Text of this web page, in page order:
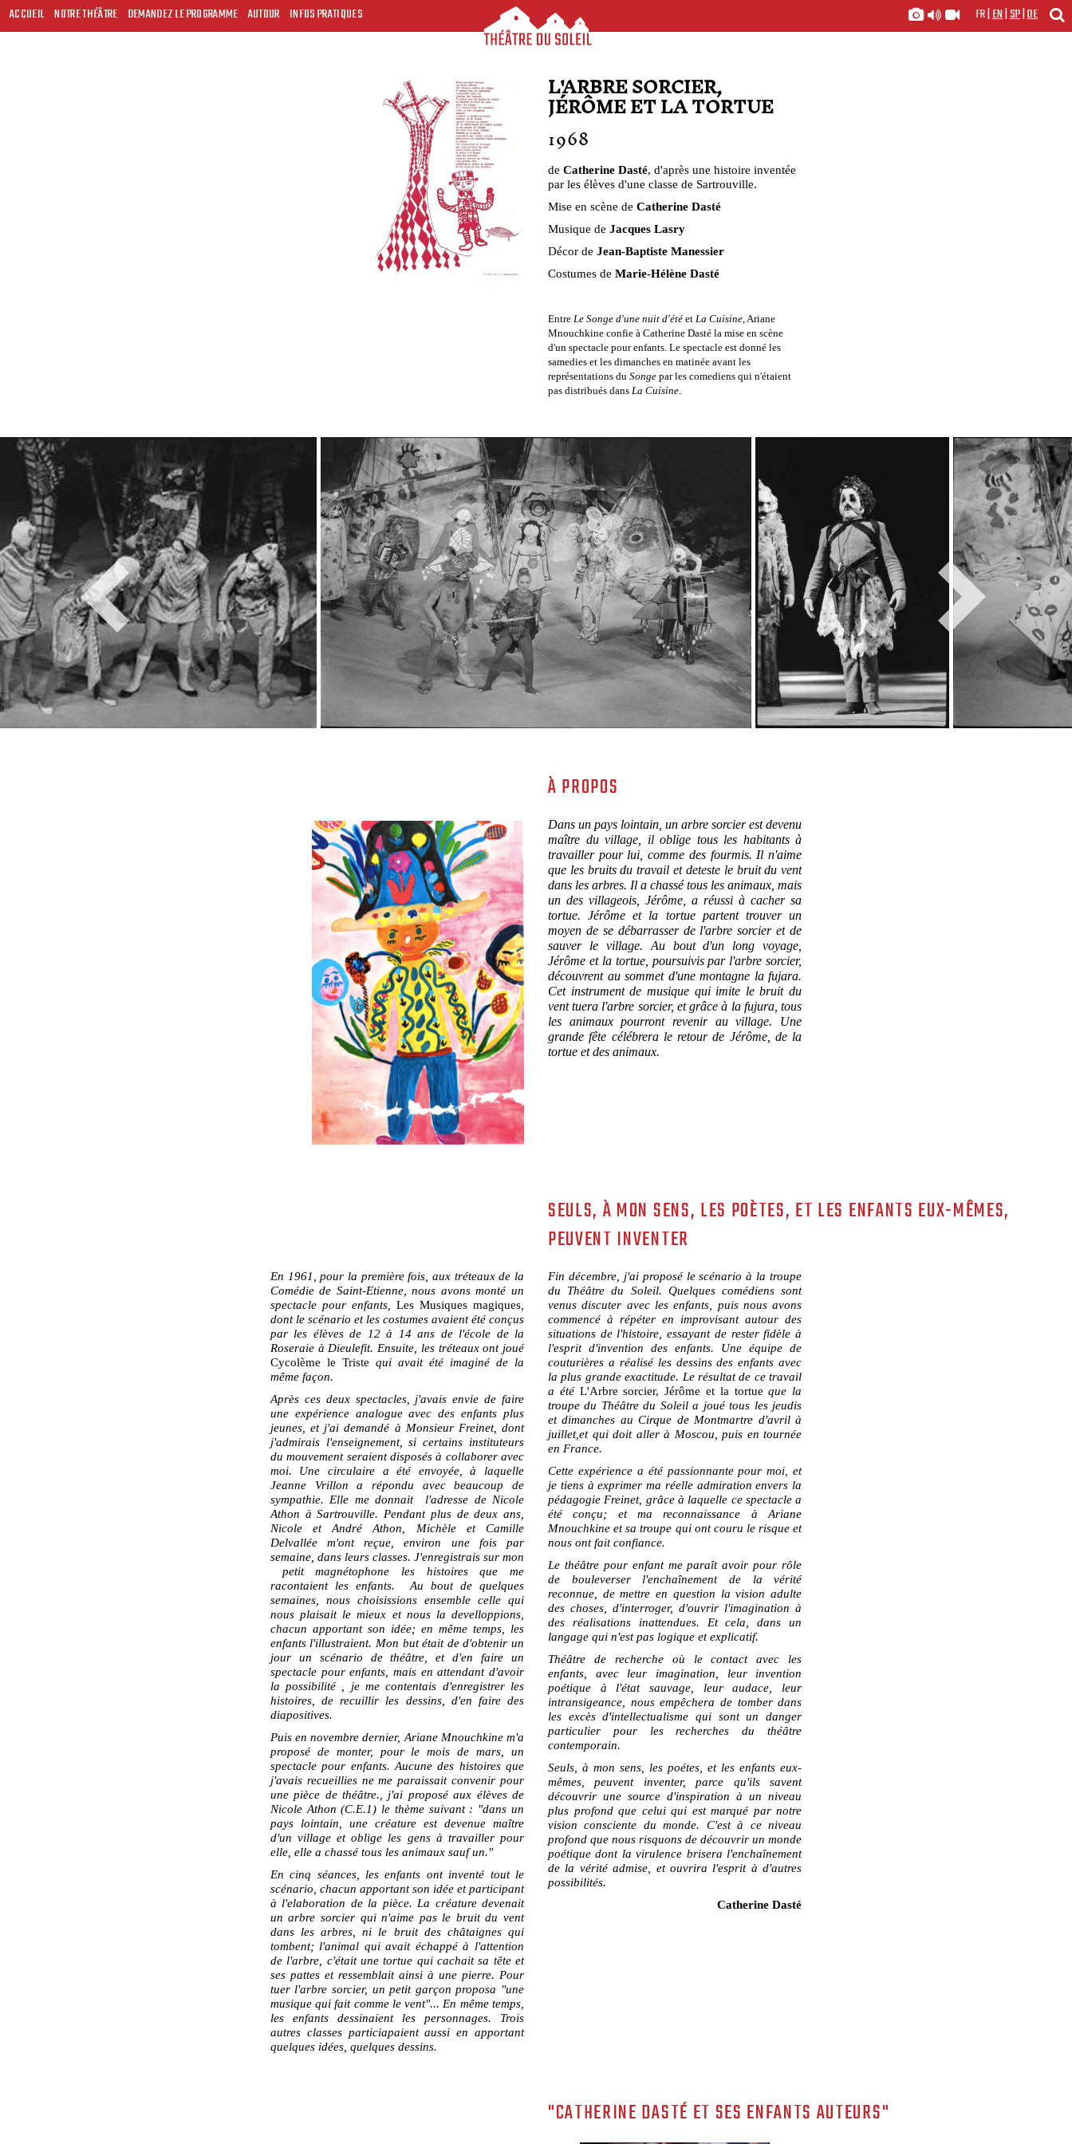
ACCUEIL NOTRE THÉÂTRE DEMANDEZ LE PROGRAMME AUTOUR INFOS PRATIQUES FR|EN|SP|DE
L'ARBRE SORCIER,
JÉRÔME ET LA TORTUE
1968
de Catherine Dasté, d'après une histoire inventée
par les élèves d'une classe de Sartrouville.
Mise en scène de Catherine Dasté
Musique de Jacques Lasry
Décor de Jean-Baptiste Manessier
Costumes de Marie-Hélène Dasté
Entre Le Songe d'une nuit d'été et La Cuisine, Ariane
Mnouchkine confie à Catherine Dasté la mise en scène
d'un spectacle pour enfants. Le spectacle est donné les
samedies et les dimanches en matinée avant les
représentations du Songe par les comediens qui n'étaient
pas distribués dans La Cuisine.
À PROPOS
Dans un pays lointain, un arbre sorcier est devenu
maître du village, il oblige tous les habitants à
travailler pour lui, comme des fourmis. Il n'aime
que les bruits du travail et deteste le bruit du vent
dans les arbres. Il a chassé tous les animaux, mais
un des villageois, Jérôme, a réussi à cacher sa
tortue. Jérôme et la tortue partent trouver un
moyen de se débarrasser de l'arbre sorcier et de
sauver le village. Au bout d'un long voyage,
Jérôme et la tortue, poursuivis par l'arbre sorcier,
découvrent au sommet d'une montagne la fujara.
Cet instrument de musique qui imite le bruit du
vent tuera l'arbre sorcier, et grâce à la fujura, tous
les animaux pourront revenir au village. Une
grande fête célébrera le retour de Jérôme, de la
tortue et des animaux.
SEULS, À MON SENS, LES POÈTES, ET LES ENFANTS EUX-MÊMES,
PEUVENT INVENTER
En 1961, pour la première fois, aux tréteaux de la
Comédie de Saint-Etienne, nous avons monté un
spectacle pour enfants, Les Musiques magiques
dont le scénario et les costumes avaient été conçus
par les élèves de 12 à 14 ans de l'école de la
Roseraie à Dieulefit. Ensuite, les tréteaux ont joué
Cycolème le Triste qui avait été imaginé de la
même façon.
Après ces deux spectacles, j'avais envie de faire
une expérience analogue avec des enfants plus
jeunes, et j'ai demandé à Monsieur Freinet, dont
j'admirais l'enseignement, si certains instituteurs
du mouvement seraient disposés à collaborer avec
moi. Une circulaire a été envoyée, à laquelle
Jeanne Vrillon a répondu avec beaucoup de
sympathie. Elle me donnait l'adresse de Nicole
Athon à Sartrouville. Pendant plus de deux ans,
Nicole et André Athon, Michèle et Camille
Delvallée m'ont reçue, environ une fois par
semaine, dans leurs classes. J'enregistrais sur mon
petit magnétophone les histoires que me
racontaient les enfants. Au bout de quelques
semaines, nous choisissions ensemble celle qui
nous plaisait le mieux et nous la develloppions,
chacun apportant son idée; en même temps, les
enfants l'illustraient. Mon but était de d'obtenir un
jour un scénario de théâtre, et d'en faire un
spectacle pour enfants, mais en attendant d'avoir
la possibilité , je me contentais d'enregistrer les
histoires, de recuillir les dessins, d'en faire des
diapositives.
Puis en novembre dernier, Ariane Mnouchkine m'a
proposé de monter, pour le mois de mars, un
spectacle pour enfants. Aucune des histoires que
j'avais recueillies ne me paraissait convenir pour
une pièce de théâtre., j'ai proposé aux élèves de
Nicole Athon (C.E.1) le thème suivant : "dans un
pays lointain, une créature est devenue maître
d'un village et oblige les gens à travailler pour
elle, elle a chassé tous les animaux sauf un."
En cinq séances, les enfants ont inventé tout le
scénario, chacun apportant son idée et participant
à l'elaboration de la pièce. La créature devenait
un arbre sorcier qui n'aime pas le bruit du vent
dans les arbres, ni le bruit des châtaignes qui
tombent; l'animal qui avait échappé à l'attention
de l'arbre, c'était une tortue qui cachait sa tête et
ses pattes et ressemblait ainsi à une pierre. Pour
tuer l'arbre sorcier, un petit garçon proposa "une
musique qui fait comme le vent"... En même temps,
les enfants dessinaient les personnages. Trois
autres classes particiapaient aussi en apportant
quelques idées, quelques dessins.
Fin décembre, j'ai proposé le scénario à la troupe
du Théâtre du Soleil. Quelques comédiens sont
venus discuter avec les enfants, puis nous avons
commencé à répéter en improvisant autour des
situations de l'histoire, essayant de rester fidèle à
l'esprit d'invention des enfants. Une équipe de
couturières a réalisé les dessins des enfants avec
la plus grande exactitude. Le résultat de ce travail
a été L'Arbre sorcier, Jérôme et la tortue que la
troupe du Théâtre du Soleil a joué tous les jeudis
et dimanches au Cirque de Montmartre d'avril à
juillet,et qui doit aller à Moscou, puis en tournée
en France.
Cette expérience a été passionnante pour moi, et
je tiens à exprimer ma réelle admiration envers la
pédagogie Freinet, grâce à laquelle ce spectacle a
été conçu; et ma reconnaissance à Ariane
Mnouchkine et sa troupe qui ont couru le risque et
nous ont fait confiance.
Le théâtre pour enfant me paraît avoir pour rôle
de bouleverser l'enchaînement de la vérité
reconnue, de mettre en question la vision adulte
des choses, d'interroger, d'ouvrir l'imagination à
des réalisations inattendues. Et cela, dans un
langage qui n'est pas logique et explicatif.
Théâtre de recherche où le contact avec les
enfants, avec leur imagination, leur invention
poétique à l'état sauvage, leur audace, leur
intransigeance, nous empêchera de tomber dans
les excès d'intellectualisme qui sont un danger
particulier pour les recherches du théâtre
contemporain.
Seuls, à mon sens, les poétes, et les enfants eux-
mêmes, peuvent inventer, parce qu'ils savent
découvrir une source d'inspiration à un niveau
plus profond que celui qui est marqué par notre
vision consciente du monde. C'est à ce niveau
profond que nous risquons de découvrir un monde
poétique dont la virulence brisera l'enchaînement
de la vérité admise, et ouvrira l'esprit à d'autres
possibilités.
Catherine Dasté
"CATHERINE DASTÉ ET SES ENFANTS AUTEURS"